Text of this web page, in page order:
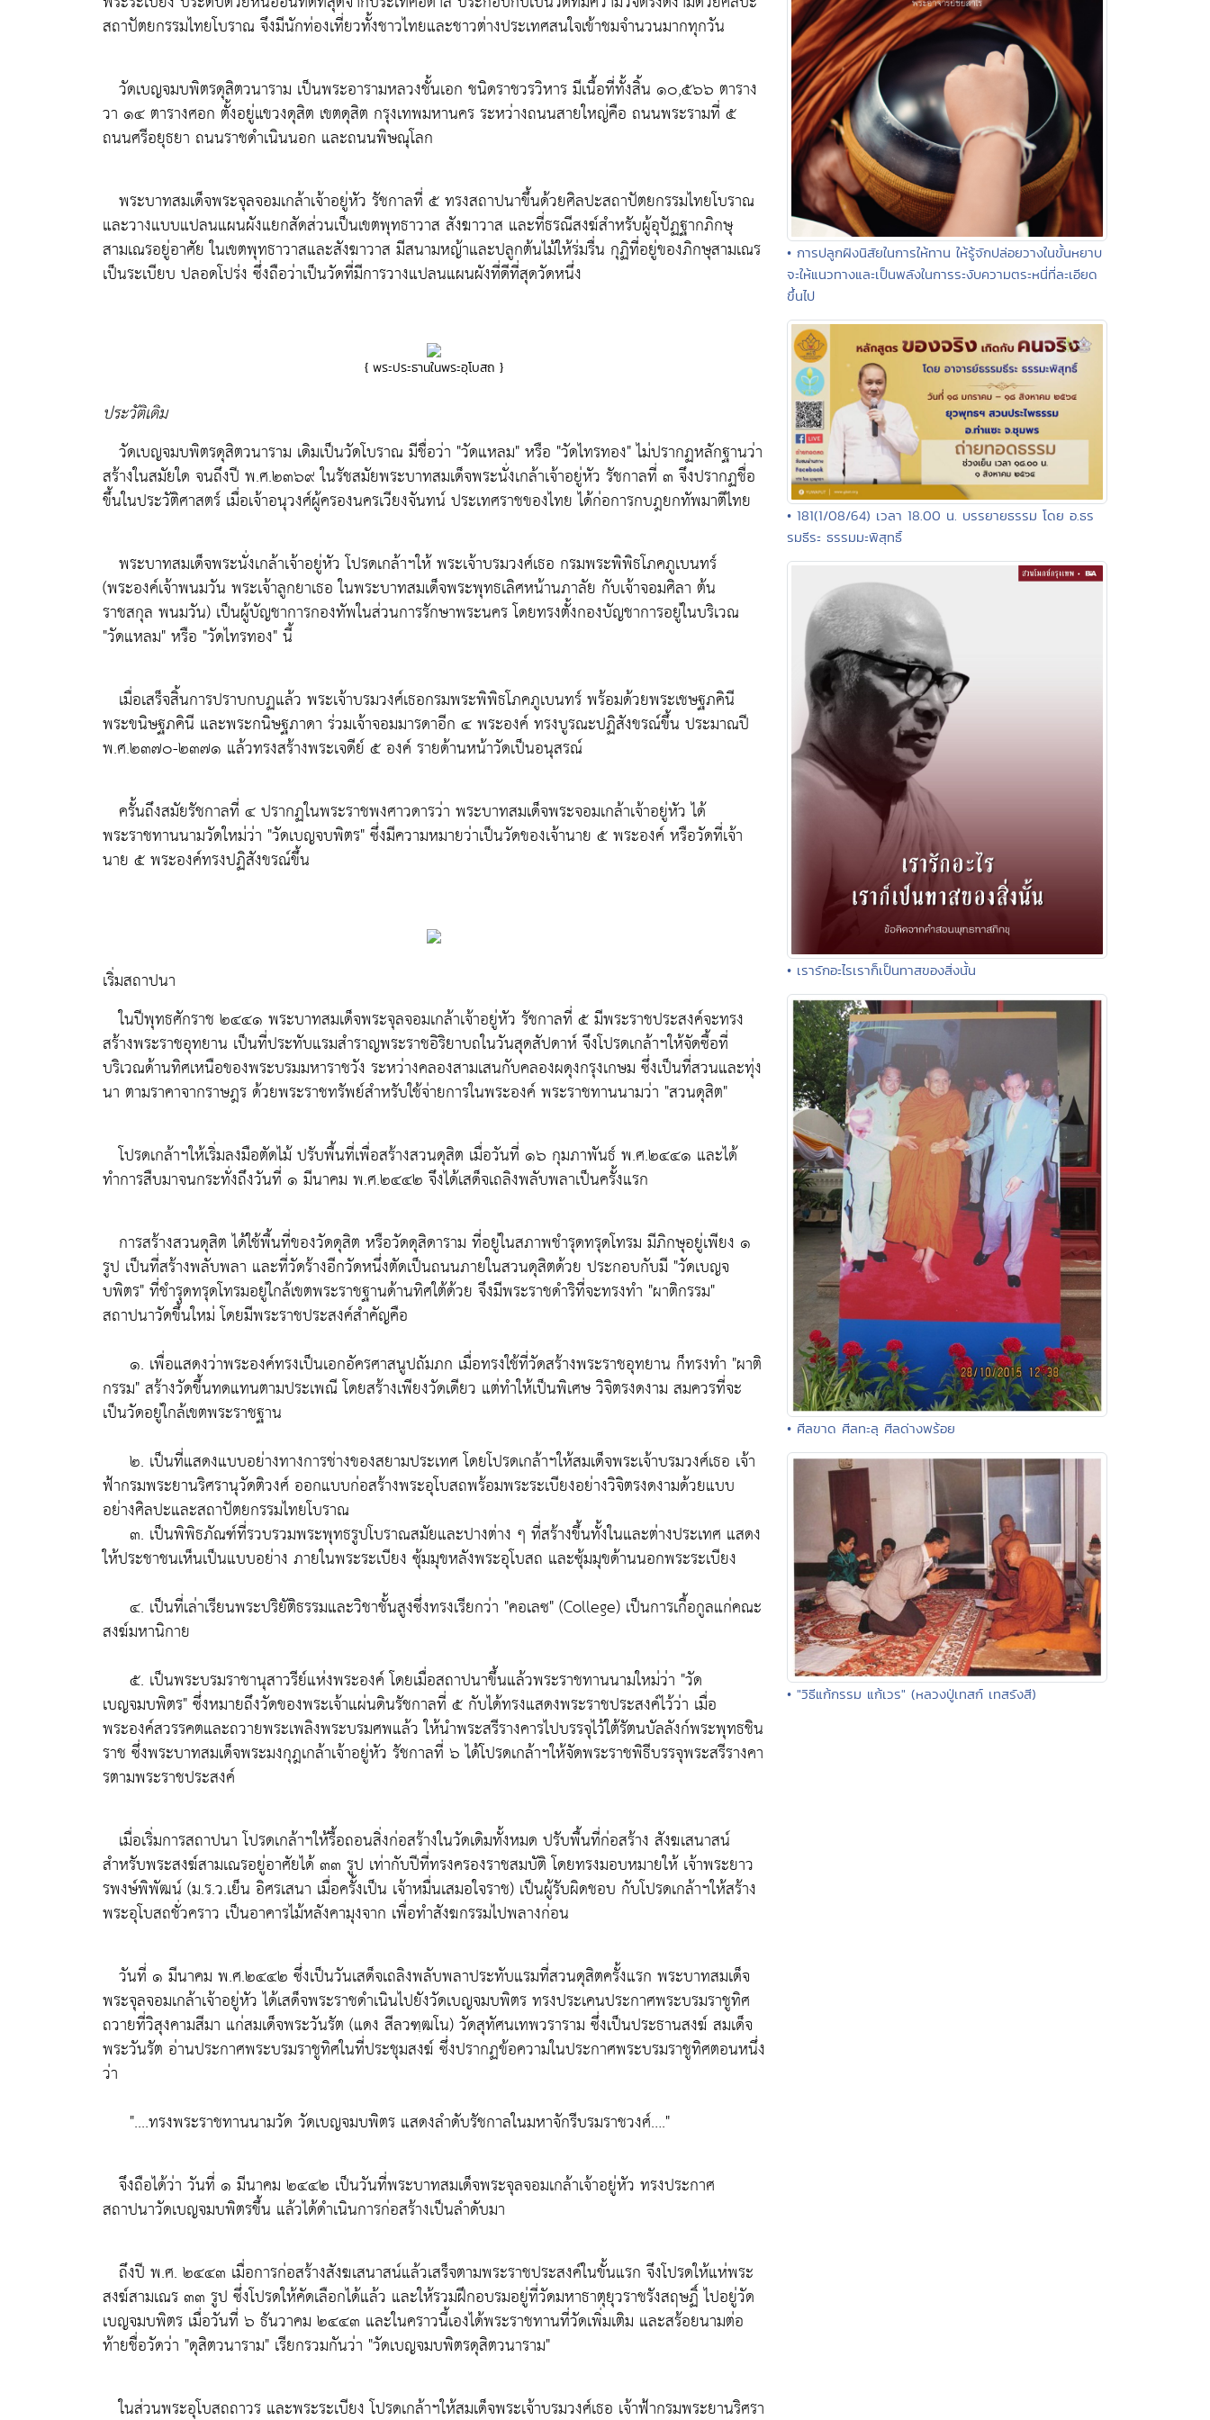
สถาปัตยกรรมไทยโบราณ จึงมีนักท่องเที่ยวทั้งชาวไทยและชาวต่างประเทศสนใจเข้าชมจำนวนมากทุกวัน
วัดเบญจมบพิตรดุสิตวนาราม เป็นพระอารามหลวงชั้นเอก ชนิดราชวรวิหาร มีเนื้อที่ทั้งสิ้น ๑๐,๕๖๖ ตาราง
วา ๑๔ ตารางศอก ตั้งอยู่แขวงดุสิต เขตดุสิต กรุงเทพมหานคร ระหว่างถนนสายใหญ่คือ ถนนพระรามที่ ๕
ถนนศรีอยุธยา ถนนราชดำเนินนอก และถนนพิษณุโลก
พระบาทสมเด็จพระจุลจอมเกล้าเจ้าอยู่หัว รัชกาลที่ ๕ ทรงสถาปนาขึ้นด้วยศิลปะสถาปัตยกรรมไทยโบราณ
และวางแบบแปลนแผนผังแยกสัดส่วนเป็นเขตพุทธาวาส สังฆาวาส และที่ธรณีสงฆ์สำหรับผู้อุปัฏฐากภิกษุ
สามเณรอยู่อาศัย ในเขตพุทธาวาสและสังฆาวาส มีสนามหญ้าและปลูกต้นไม้ให้ร่มรื่น กุฏิที่อยู่ของภิกษุสามเณร
เป็นระเบียบ ปลอดโปร่ง ซึ่งถือว่าเป็นวัดที่มีการวางแปลนแผนผังที่ดีที่สุดวัดหนึ่ง
{ พระประธานในพระอุโบสถ }
ประวัติเดิม
วัดเบญจมบพิตรดุสิตวนาราม เดิมเป็นวัดโบราณ มีชื่อว่า "วัดแหลม" หรือ "วัดไทรทอง" ไม่ปรากฏหลักฐานว่า
สร้างในสมัยใด จนถึงปี พ.ศ.๒๓๖๙ ในรัชสมัยพระบาทสมเด็จพระนั่งเกล้าเจ้าอยู่หัว รัชกาลที่ ๓ จึงปรากฏชื่อ
ขึ้นในประวัติศาสตร์ เมื่อเจ้าอนุวงศ์ผู้ครองนครเวียงจันทน์ ประเทศราชของไทย ได้ก่อการกบฎยกทัพมาตีไทย
พระบาทสมเด็จพระนั่งเกล้าเจ้าอยู่หัว โปรดเกล้าฯให้ พระเจ้าบรมวงศ์เธอ กรมพระพิพิธโภคภูเบนทร์
(พระองค์เจ้าพนมวัน พระเจ้าลูกยาเธอ ในพระบาทสมเด็จพระพุทธเลิศหน้านภาลัย กับเจ้าจอมศิลา ต้น
ราชสกุล พนมวัน) เป็นผู้บัญชาการกองทัพในส่วนการรักษาพระนคร โดยทรงตั้งกองบัญชาการอยู่ในบริเวณ
"วัดแหลม" หรือ "วัดไทรทอง" นี้
เมื่อเสร็จสิ้นการปราบกบฏแล้ว พระเจ้าบรมวงศ์เธอกรมพระพิพิธโภคภูเบนทร์ พร้อมด้วยพระเชษฐภคินี
พระขนิษฐภคินี และพระกนิษฐภาดา ร่วมเจ้าจอมมารดาอีก ๔ พระองค์ ทรงบูรณะปฏิสังขรณ์ขึ้น ประมาณปี
พ.ศ.๒๓๗๐-๒๓๗๑ แล้วทรงสร้างพระเจดีย์ ๕ องค์ รายด้านหน้าวัดเป็นอนุสรณ์
ครั้นถึงสมัยรัชกาลที่ ๔ ปรากฏในพระราชพงศาวดารว่า พระบาทสมเด็จพระจอมเกล้าเจ้าอยู่หัว ได้
พระราชทานนามวัดใหม่ว่า "วัดเบญจบพิตร" ซึ่งมีความหมายว่าเป็นวัดของเจ้านาย ๕ พระองค์ หรือวัดที่เจ้า
นาย ๕ พระองค์ทรงปฏิสังขรณ์ขึ้น
เริ่มสถาปนา
ในปีพุทธศักราช ๒๔๔๑ พระบาทสมเด็จพระจุลจอมเกล้าเจ้าอยู่หัว รัชกาลที่ ๕ มีพระราชประสงค์จะทรง
สร้างพระราชอุทยาน เป็นที่ประทับแรมสำราญพระราชอิริยาบถในวันสุดสัปดาห์ จึงโปรดเกล้าฯให้จัดซื้อที่
บริเวณด้านทิศเหนือของพระบรมมหาราชวัง ระหว่างคลองสามเสนกับคลองผดุงกรุงเกษม ซึ่งเป็นที่สวนและทุ่ง
นา ตามราคาจากราษฎร ด้วยพระราชทรัพย์สำหรับใช้จ่ายการในพระองค์ พระราชทานนามว่า "สวนดุสิต"
โปรดเกล้าฯให้เริ่มลงมือตัดไม้ ปรับพื้นที่เพื่อสร้างสวนดุสิต เมื่อวันที่ ๑๖ กุมภาพันธ์ พ.ศ.๒๔๔๑ และได้
ทำการสืบมาจนกระทั่งถึงวันที่ ๑ มีนาคม พ.ศ.๒๔๔๒ จึงได้เสด็จเถลิงพลับพลาเป็นครั้งแรก
การสร้างสวนดุสิต ได้ใช้พื้นที่ของวัดดุสิต หรือวัดดุสิดาราม ที่อยู่ในสภาพชำรุดทรุดโทรม มีภิกษุอยู่เพียง ๑
รูป เป็นที่สร้างพลับพลา และที่วัดร้างอีกวัดหนึ่งตัดเป็นถนนภายในสวนดุสิตด้วย ประกอบกับมี "วัดเบญจ
บพิตร" ที่ชำรุดทรุดโทรมอยู่ใกล้เขตพระราชฐานด้านทิศใต้ด้วย จึงมีพระราชดำริที่จะทรงทำ "ผาติกรรม"
สถาปนาวัดขึ้นใหม่ โดยมีพระราชประสงค์สำคัญคือ
๑. เพื่อแสดงว่าพระองค์ทรงเป็นเอกอัครศาสนูปถัมภก เมื่อทรงใช้ที่วัดสร้างพระราชอุทยาน ก็ทรงทำ "ผาติ
กรรม" สร้างวัดขึ้นทดแทนตามประเพณี โดยสร้างเพียงวัดเดียว แต่ทำให้เป็นพิเศษ วิจิตรงดงาม สมควรที่จะ
เป็นวัดอยู่ใกล้เขตพระราชฐาน
๒. เป็นที่แสดงแบบอย่างทางการช่างของสยามประเทศ โดยโปรดเกล้าฯให้สมเด็จพระเจ้าบรมวงศ์เธอ เจ้า
ฟ้ากรมพระยานริศรานุวัดติวงศ์ ออกแบบก่อสร้างพระอุโบสถพร้อมพระระเบียงอย่างวิจิตรงดงามด้วยแบบ
อย่างศิลปะและสถาปัตยกรรมไทยโบราณ
๓. เป็นพิพิธภัณฑ์ที่รวบรวมพระพุทธรูปโบราณสมัยและปางต่าง ๆ ที่สร้างขึ้นทั้งในและต่างประเทศ แสดง
ให้ประชาชนเห็นเป็นแบบอย่าง ภายในพระระเบียง ซุ้มมุขหลังพระอุโบสถ และซุ้มมุขด้านนอกพระระเบียง
๔. เป็นที่เล่าเรียนพระปริยัติธรรมและวิชาชั้นสูงซึ่งทรงเรียกว่า "คอเลซ" (College) เป็นการเกื้อกูลแก่คณะ
สงฆ์มหานิกาย
๕. เป็นพระบรมราชานุสาวรีย์แห่งพระองค์ โดยเมื่อสถาปนาขึ้นแล้วพระราชทานนามใหม่ว่า "วัด
เบญจมบพิตร" ซึ่งหมายถึงวัดของพระเจ้าแผ่นดินรัชกาลที่ ๕ กับได้ทรงแสดงพระราชประสงค์ไว้ว่า เมื่อ
พระองค์สวรรคตและถวายพระเพลิงพระบรมศพแล้ว ให้นำพระสรีรางคารไปบรรจุไว้ใต้รัตนบัลลังก์พระพุทธชิน
ราช ซึ่งพระบาทสมเด็จพระมงกุฎเกล้าเจ้าอยู่หัว รัชกาลที่ ๖ ได้โปรดเกล้าฯให้จัดพระราชพิธีบรรจุพระสรีรางคา
รตามพระราชประสงค์
เมื่อเริ่มการสถาปนา โปรดเกล้าฯให้รื้อถอนสิ่งก่อสร้างในวัดเดิมทั้งหมด ปรับพื้นที่ก่อสร้าง สังฆเสนาสน์
สำหรับพระสงฆ์สามเณรอยู่อาศัยได้ ๓๓ รูป เท่ากับปีที่ทรงครองราชสมบัติ โดยทรงมอบหมายให้ เจ้าพระยาว
รพงษ์พิพัฒน์ (ม.ร.ว.เย็น อิศรเสนา เมื่อครั้งเป็น เจ้าหมื่นเสมอใจราช) เป็นผู้รับผิดชอบ กับโปรดเกล้าฯให้สร้าง
พระอุโบสถชั่วคราว เป็นอาคารไม้หลังคามุงจาก เพื่อทำสังฆกรรมไปพลางก่อน
วันที่ ๑ มีนาคม พ.ศ.๒๔๔๒ ซึ่งเป็นวันเสด็จเถลิงพลับพลาประทับแรมที่สวนดุสิตครั้งแรก พระบาทสมเด็จ
พระจุลจอมเกล้าเจ้าอยู่หัว ได้เสด็จพระราชดำเนินไปยังวัดเบญจมบพิตร ทรงประเคนประกาศพระบรมราชูทิศ
ถวายที่วิสุงคามสีมา แก่สมเด็จพระวันรัต (แดง สีลวฑฺฒโน) วัดสุทัศนเทพวราราม ซึ่งเป็นประธานสงฆ์ สมเด็จ
พระวันรัต อ่านประกาศพระบรมราชูทิศในที่ประชุมสงฆ์ ซึ่งปรากฏข้อความในประกาศพระบรมราชูทิศตอนหนึ่ง
ว่า
"....ทรงพระราชทานนามวัด วัดเบญจมบพิตร แสดงลำดับรัชกาลในมหาจักรีบรมราชวงศ์…."
จึงถือได้ว่า วันที่ ๑ มีนาคม ๒๔๔๒ เป็นวันที่พระบาทสมเด็จพระจุลจอมเกล้าเจ้าอยู่หัว ทรงประกาศ
สถาปนาวัดเบญจมบพิตรขึ้น แล้วได้ดำเนินการก่อสร้างเป็นลำดับมา
ถึงปี พ.ศ. ๒๔๔๓ เมื่อการก่อสร้างสังฆเสนาสน์แล้วเสร็จตามพระราชประสงค์ในขั้นแรก จึงโปรดให้แห่พระ
สงฆ์สามเณร ๓๓ รูป ซึ่งโปรดให้คัดเลือกได้แล้ว และให้รวมฝึกอบรมอยู่ที่วัดมหาธาตุยุวราชรังสฤษฏิ์ ไปอยู่วัด
เบญจมบพิตร เมื่อวันที่ ๖ ธันวาคม ๒๔๔๓ และในคราวนี้เองได้พระราชทานที่วัดเพิ่มเติม และสร้อยนามต่อ
ท้ายชื่อวัดว่า "ดุสิตวนาราม" เรียกรวมกันว่า "วัดเบญจมบพิตรดุสิตวนาราม"
ในส่วนพระอุโบสถถาวร และพระระเบียง โปรดเกล้าฯให้สมเด็จพระเจ้าบรมวงศ์เธอ เจ้าฟ้ากรมพระยานริศรา
• การปลูกฝังนิสัยในการให้ทาน ให้รู้จักปล่อยวางในขั้นหยาบ
จะให้แนวทางและเป็นพลังในการระงับความตระหนี่ที่ละเอียด
ขึ้นไป
• 181(1/08/64) เวลา 18.00 น. บรรยายธรรม โดย อ.ธร
รมธีระ ธรรมมะพิสุทธิ์
• เรารักอะไรเราก็เป็นทาสของสิ่งนั้น
• ศีลขาด ศีลทะลุ ศีลด่างพร้อย
• "วิธีแก้กรรม แก้เวร" (หลวงปู่เทสก์ เทสรังสี)